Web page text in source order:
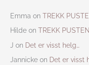
Emma onTREKK
Hilde onTREKK
J on Det er visst helg…
Jannicke on Det er visst